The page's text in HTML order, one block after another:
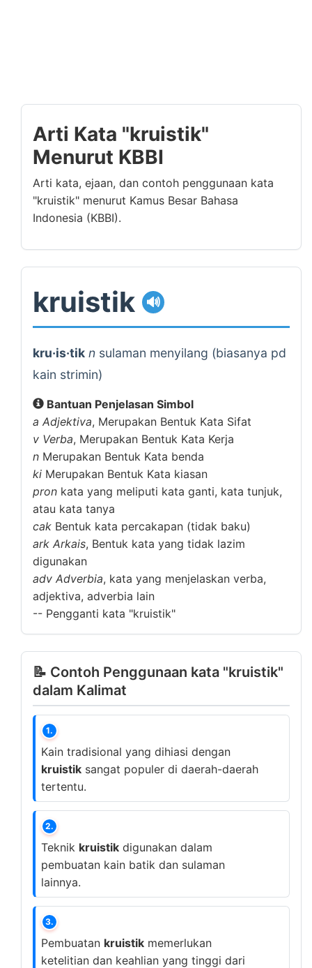
Arti Kata "kruistik"
Menurut KBBI
Arti kata, ejaan, dan contoh penggunaan kata
"kruistik" menurut Kamus Besar Bahasa
Indonesia (KBBI).
kruistik 🔊
kru·is·tik n sulaman menyilang (biasanya pd
kain strimin)
Bantuan Penjelasan Simbol
a Adjektiva, Merupakan Bentuk Kata Sifat
v Verba, Merupakan Bentuk Kata Kerja
n Merupakan Bentuk Kata benda
ki Merupakan Bentuk Kata kiasan
pron kata yang meliputi kata ganti, kata tunjuk,
atau kata tanya
cak Bentuk kata percakapan (tidak baku)
ark Arkais, Bentuk kata yang tidak lazim
digunakan
adv Adverbia, kata yang menjelaskan verba,
adjektiva, adverbia lain
-- Pengganti kata "kruistik"
📝 Contoh Penggunaan kata "kruistik"
dalam Kalimat
1.
Kain tradisional yang dihiasi dengan
kruistik sangat populer di daerah-daerah
tertentu.
2.
Teknik kruistik digunakan dalam
pembuatan kain batik dan sulaman
lainnya.
3.
Pembuatan kruistik memerlukan
ketelitian dan keahlian yang tinggi dari